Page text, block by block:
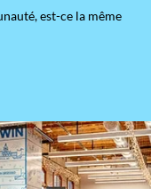
est-ce la même